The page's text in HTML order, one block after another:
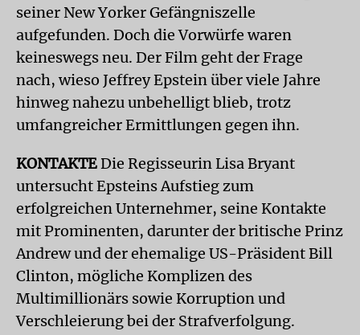
seiner New Yorker Gefängniszelle
aufgefunden. Doch die Vorwürfe waren
keineswegs neu. Der Film geht der Frage
nach, wieso Jeffrey Epstein über viele Jahre
hinweg nahezu unbehelligt blieb, trotz
umfangreicher Ermittlungen gegen ihn.
KONTAKTEDie Regisseurin Lisa Bryant
untersucht Epsteins Aufstieg zum
erfolgreichen Unternehmer, seine Kontakte
mit Prominenten, darunter der britische Prinz
Andrew und der ehemalige US-Präsident Bill
Clinton, mögliche Komplizen des
Multimillionärs sowie Korruption und
Verschleierung bei der Strafverfolgung.